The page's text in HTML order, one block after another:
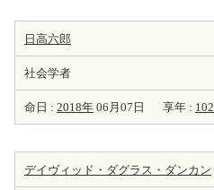
日高六郎
社会学者
命日 : 2018年 06月07日 享年 : 102
デイヴィッド・ダグラス・ダンカン